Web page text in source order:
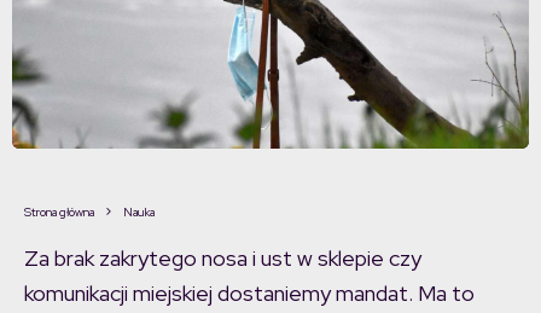
Strona główna Nauka
Za brak zakrytego nosa i ust w sklepie czy
komunikacji miejskiej dostaniemy mandat. Ma to